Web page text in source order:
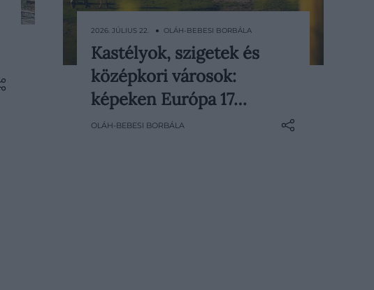
Ha valaha is szerettünk volna egy
mesekönyv lapjaira lépni, Európában
meglepően sok helyen
megtehetjük. Egy friss nemzetközi
rangsor a kontinens
2026. JÚLIUS 22. ● OLÁH-BEBESI BORBÁLA
Kastélyok, szigetek és
középkori városok:
képeken Európa 17…
OLÁH-BEBESI BORBÁLA